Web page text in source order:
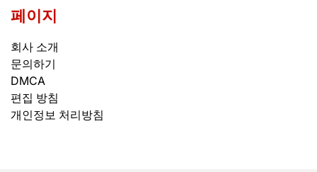
페이지
회사 소개
문의하기
DMCA
편집 방침
개인정보 처리방침